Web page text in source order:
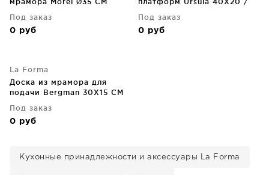
Под заказ
0 руб
Под заказ
0 руб
La Forma
Доска из мрамора для
подачи Bergman 30X15 CM
Под заказ
0 руб
Кухонные принадлежности и аксессуары La Forma